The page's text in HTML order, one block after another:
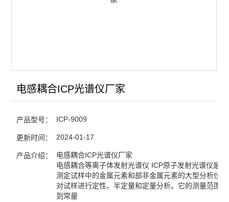
电感耦合ICP光谱仪厂家
产品型号： ICP-9009
更新时间： 2024-01-17
产品介绍：
电感耦合ICP光谱仪厂家
电感耦合等离子体发射光谱仪 ICP原子发射光谱仪是
测定试样中的金属元素和部非金属元素的大型分析仪
对试样进行定性、半定量和定量分析。它的测量范围
到常量